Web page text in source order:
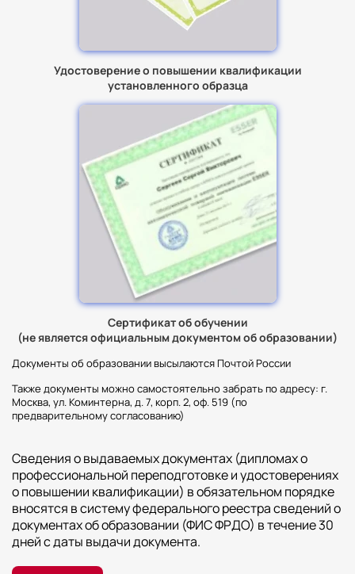
Удостоверение о повышении квалификации
установленного образца
Сертификат об обучении
(не является официальным документом об образовании)
Документы об образовании высылаются Почтой России
Также документы можно самостоятельно забрать по адресу: г.
Москва, ул. Коминтерна, д. 7, корп. 2, оф. 519 (по
предварительному согласованию)
Сведения о выдаваемых документах (дипломах о
профессиональной переподготовке и удостоверениях
о повышении квалификации) в обязательном порядке
вносятся в систему федерального реестра сведений о
документах об образовании (ФИС ФРДО) в течение 30
дней с даты выдачи документа.